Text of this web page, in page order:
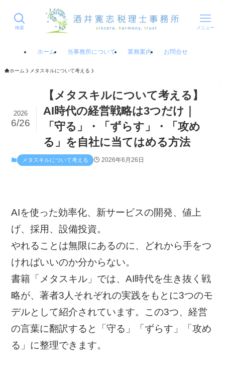
検索 メニュー
ホーム 当事務所について 業務案内 お問合せ
ホーム メタスキルについて考える
【メタスキルについて考える】
AI時代の経営戦略は3つだけ｜
「守る」・「ずらす」・「攻め
る」を自社に当てはめる方法
2026
6/26
メタスキルについて考える 2026年6月26日
AIを使った効率化、新サービスの開発、値上
げ、採用、設備投資。
やれることは無限にあるのに、どれから手をつ
ければいいのか分からない。
書籍「メタスキル」では、AI時代を生き抜く戦
略が、著者3人それぞれの実践をもとに3つのモ
デルとして紹介されています。この3つ、経営
の言葉に翻訳すると「守る」「ずらす」「攻め
る」に整理できます。